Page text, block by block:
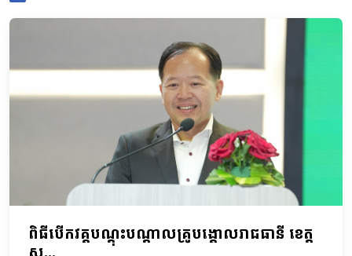
ពិធីបើកវគ្គបណ្តុះបណ្តាលគ្រូបង្គោលរាជធានី ខេត្ត
ស្ត...